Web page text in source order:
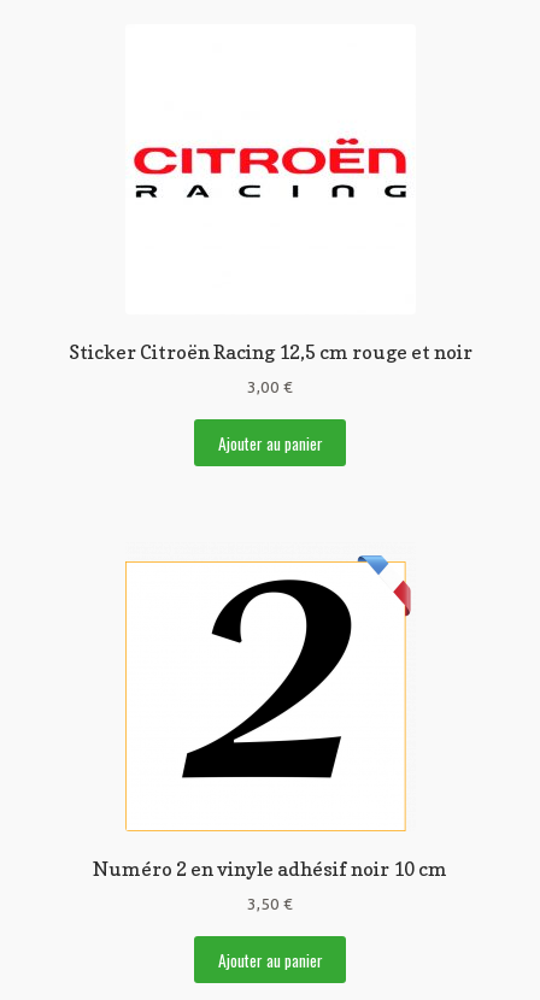
Sticker Citroën Racing 12,5 cm rouge et noir
3,00 €
Ajouter au panier
Numéro 2 en vinyle adhésif noir 10 cm
3,50 €
Ajouter au panier